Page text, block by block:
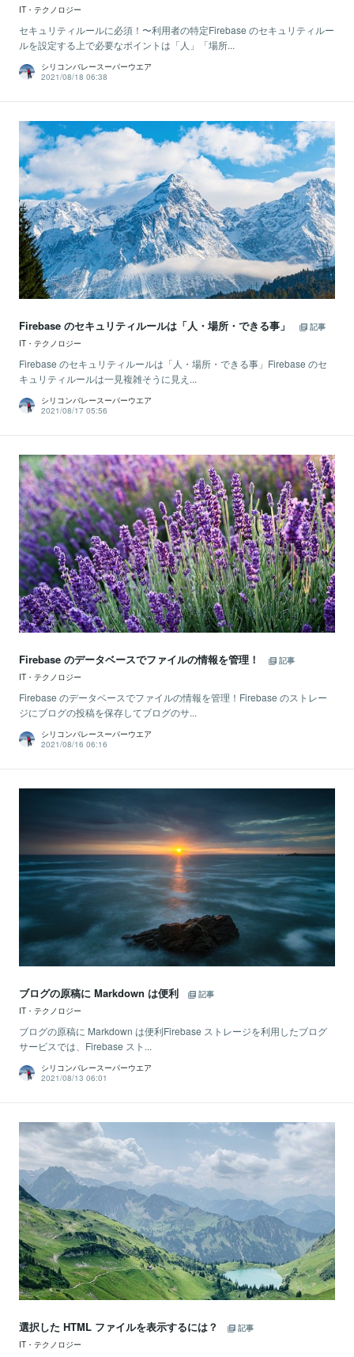
IT・テクノロジー
セキュリティルールに必須！〜利用者の特定Firebase のセキュリティルー
ルを設定する上で必要なポイントは「人」「場所...
シリコンバレースーパーウエア
2021/08/18 06:38
Firebase のセキュリティルールは「人・場所・できる事」
記事
IT・テクノロジー
Firebase のセキュリティルールは「人・場所・できる事」Firebase のセ
キュリティルールは一見複雑そうに見え...
シリコンバレースーパーウエア
2021/08/17 05:56
Firebase のデータベースでファイルの情報を管理！
記事
IT・テクノロジー
Firebase のデータベースでファイルの情報を管理！Firebase のストレー
ジにブログの投稿を保存してブログのサ...
シリコンバレースーパーウエア
2021/08/16 06:16
ブログの原稿に Markdown は便利
記事
IT・テクノロジー
ブログの原稿に Markdown は便利Firebase ストレージを利用したブログ
サービスでは、Firebase スト...
シリコンバレースーパーウエア
2021/08/13 06:01
選択した HTML ファイルを表示するには？
記事
IT・テクノロジー